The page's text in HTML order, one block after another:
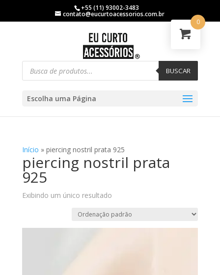
+55 (11) 93002-3483
contato@eucurtoacessorios.com.br
BUSCAR
Escolha uma Página
Início » piercing nostril prata 925
piercing nostril prata
925
Exibindo um único resultado
0